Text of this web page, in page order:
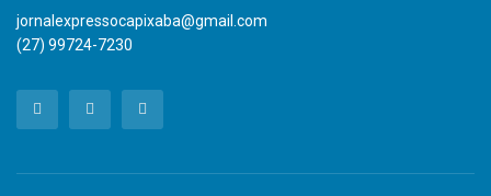
jornalexpressocapixaba@gmail.com
(27) 99724-7230